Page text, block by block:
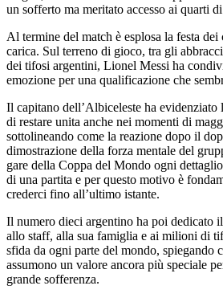
un sofferto ma meritato accesso ai quarti
Al termine del match è esplosa la festa
carica. Sul terreno di gioco, tra gli
dei tifosi argentini, Lionel Messi ha
emozione per una qualificazione che
Il capitano dell’Albiceleste ha evidenziato
di restare unita anche nei momenti di
sottolineando come la reazione dopo il
dimostrazione della forza mentale del
gare della Coppa del Mondo ogni
di una partita e per questo motivo è
crederci fino all’ultimo istante.
Il numero dieci argentino ha poi dedicato
allo staff, alla sua famiglia e ai milioni di
sfida da ogni parte del mondo, spiegando
assumono un valore ancora più speciale
grande sofferenza.